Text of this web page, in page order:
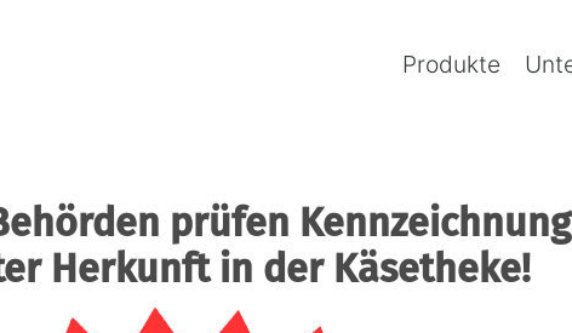
überspringen
Produkte
prüfen
Herkunft in der Käsetheke!